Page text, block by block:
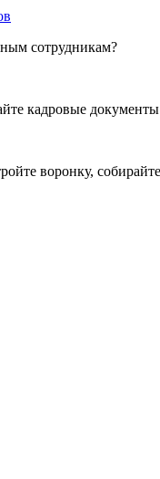
сотрудникам?
кадровые
воронку,